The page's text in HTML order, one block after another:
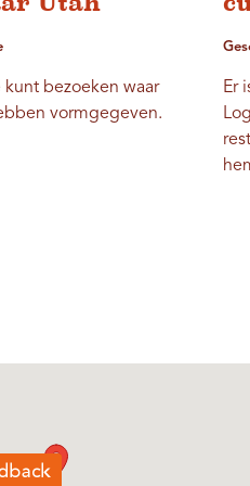
bezoeken waar
vormgegeven.
Er